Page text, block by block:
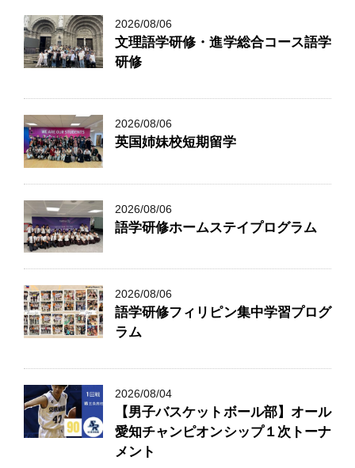
2026/08/06
文理語学研修・進学総合コース語学
研修
2026/08/06
英国姉妹校短期留学
2026/08/06
語学研修ホームステイプログラム
2026/08/06
語学研修フィリピン集中学習プログ
ラム
2026/08/04
【男子バスケットボール部】オール
愛知チャンピオンシップ１次トーナ
メント